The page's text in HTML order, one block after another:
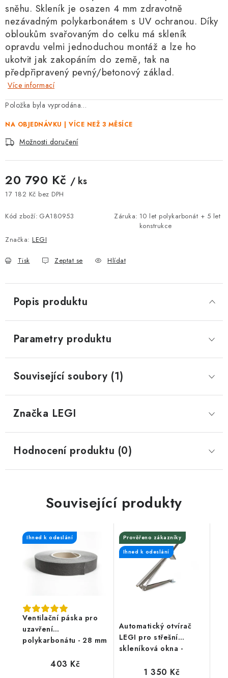
sněhu. Skleník je osazen 4 mm zdravotně
nezávadným polykarbonátem s UV ochranou. Díky
obloukům svařovaným do celku má skleník
opravdu velmi jednoduchou montáž a lze ho
ukotvit jak zakopáním do země, tak na
předpřipravený pevný/betonový základ.
Více informací
Položka byla vyprodána…
NA OBJEDNÁVKU | VÍCE NEŽ 3 MĚSÍCE
Možnosti doručení
20 790 Kč / ks
17 182 Kč bez DPH
Kód zboží: GA180953 Záruka: 10 let polykarbonát + 5 let
konstrukce
Značka: LEGI
Tisk Zeptat se Hlídat
Popis produktu
Parametry produktu
Související soubory (1)
Značka LEGI
Hodnocení produktu (0)
Související produkty
Ventilační páska pro
uzavření
polykarbonátu - 28 mm
Ihned k odeslání
403 Kč
Automatický otvírač
LEGI pro střešní
skleníková okna -
Prověřeno zákazníky
Ihned k odeslání
1 350 Kč